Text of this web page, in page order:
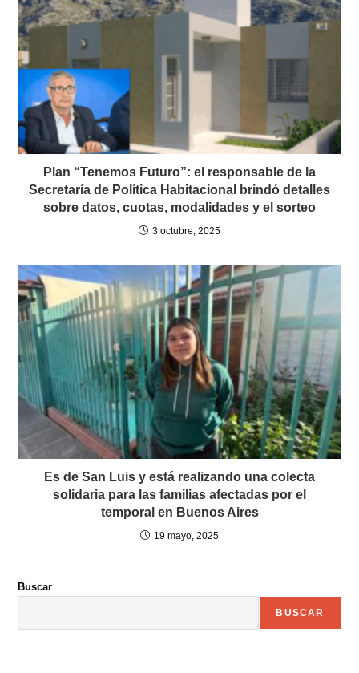
Plan “Tenemos Futuro”: el responsable de la
Secretaría de Política Habitacional brindó detalles
sobre datos, cuotas, modalidades y el sorteo
3 octubre, 2025
Es de San Luis y está realizando una colecta
solidaria para las familias afectadas por el
temporal en Buenos Aires
19 mayo, 2025
Buscar
BUSCAR